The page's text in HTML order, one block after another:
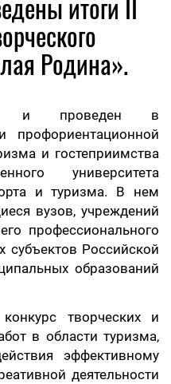
итоги II
Родина».
и проведен в
профориентационной
и гостеприимства
университета
и туризма. В нем
вузов, учреждений
профессионального
субъектов Российской
образований
творческих и
в области туризма,
эффективному
деятельности